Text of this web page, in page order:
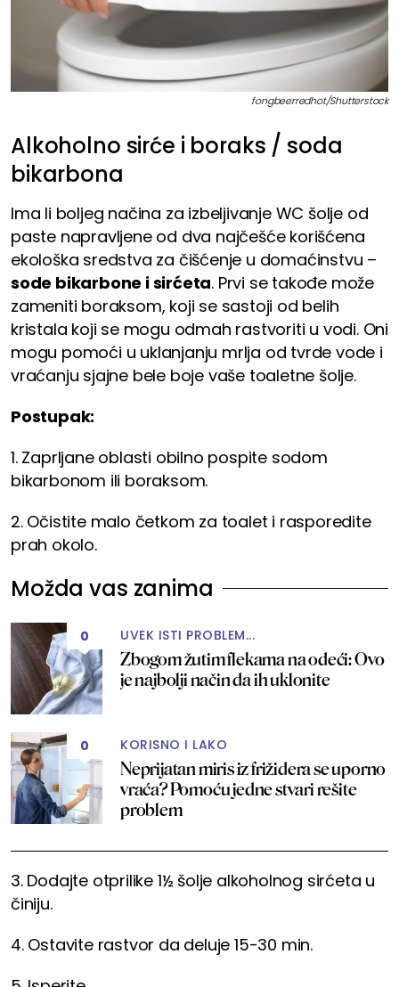
fongbeerredhot/Shutterstock
Alkoholno sirće i boraks / soda
bikarbona
Ima li boljeg načina za izbeljivanje WC šolje od
paste napravljene od dva najčešće korišćena
ekološka sredstva za čišćenje u domaćinstvu –
sode bikarbone i sirćeta. Prvi se takođe može
zameniti boraksom, koji se sastoji od belih
kristala koji se mogu odmah rastvoriti u vodi. Oni
mogu pomoći u uklanjanju mrlja od tvrde vode i
vraćanju sjajne bele boje vaše toaletne šolje.
Postupak:
1. Zaprljane oblasti obilno pospite sodom
bikarbonom ili boraksom.
2. Očistite malo četkom za toalet i rasporedite
prah okolo.
Možda vas zanima
0 UVEK ISTI PROBLEM...
Zbogom žutim flekama na odeći: Ovo
je najbolji način da ih uklonite
0 KORISNO I LAKO
Neprijatan miris iz frižidera se uporno
vraća? Pomoću jedne stvari rešite
problem
3. Dodajte otprilike 1½ šolje alkoholnog sirćeta u
činiju.
4. Ostavite rastvor da deluje 15-30 min.